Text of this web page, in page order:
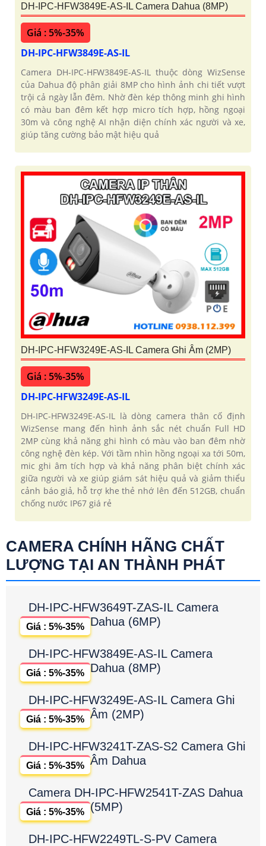
DH-IPC-HFW3849E-AS-IL Camera Dahua (8MP)
Giá : 5%-35%
DH-IPC-HFW3849E-AS-IL
Camera DH-IPC-HFW3849E-AS-IL thuộc dòng WizSense
của Dahua độ phân giải 8MP cho hình ảnh chi tiết vượt
trội cả ngày lẫn đêm. Nhờ đèn kép thông minh ghi hình
có màu ban đêm kết hợp micro tích hợp, hồng ngoại
30m và công nghệ AI nhận diện chính xác người và xe,
giúp tăng cường bảo mật hiệu quả
DH-IPC-HFW3249E-AS-IL Camera Ghi Âm (2MP)
Giá : 5%-35%
DH-IPC-HFW3249E-AS-IL
DH-IPC-HFW3249E-AS-IL là dòng camera thân cố định
WizSense mang đến hình ảnh sắc nét chuẩn Full HD
2MP cùng khả năng ghi hình có màu vào ban đêm nhờ
công nghệ đèn kép. Với tầm nhìn hồng ngoại xa tới 50m,
mic ghi âm tích hợp và khả năng phân biệt chính xác
giữa người và xe giúp giám sát hiệu quả và giảm thiểu
cảnh báo giả, hỗ trợ khe thẻ nhớ lên đến 512GB, chuẩn
chống nước IP67 giá rẻ
CAMERA CHÍNH HÃNG CHẤT
LƯỢNG TẠI AN THÀNH PHÁT
DH-IPC-HFW3649T-ZAS-IL Camera
Dahua (6MP)
Giá : 5%-35%
DH-IPC-HFW3849E-AS-IL Camera
Dahua (8MP)
Giá : 5%-35%
DH-IPC-HFW3249E-AS-IL Camera Ghi
Âm (2MP)
Giá : 5%-35%
DH-IPC-HFW3241T-ZAS-S2 Camera Ghi
Âm Dahua
Giá : 5%-35%
Camera DH-IPC-HFW2541T-ZAS Dahua
(5MP)
Giá : 5%-35%
DH-IPC-HFW2249TL-S-PV Camera